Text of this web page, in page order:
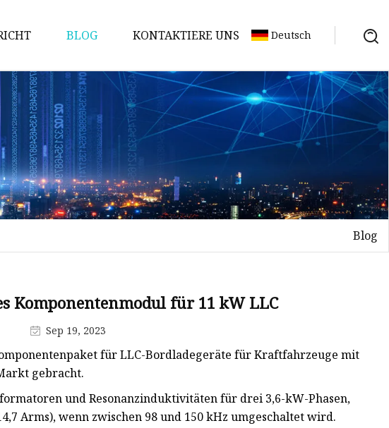
BLOG KONTAKTIERE UNS Deutsch
Blog
Komponentenmodul für 11 kW LLC
Sep 19, 2023
für LLC-Bordladegeräte für Kraftfahrzeuge mit
gebracht.
und Resonanzinduktivitäten für drei 3,6-kW-Phasen,
Arms), wenn zwischen 98 und 150 kHz umgeschaltet wird.